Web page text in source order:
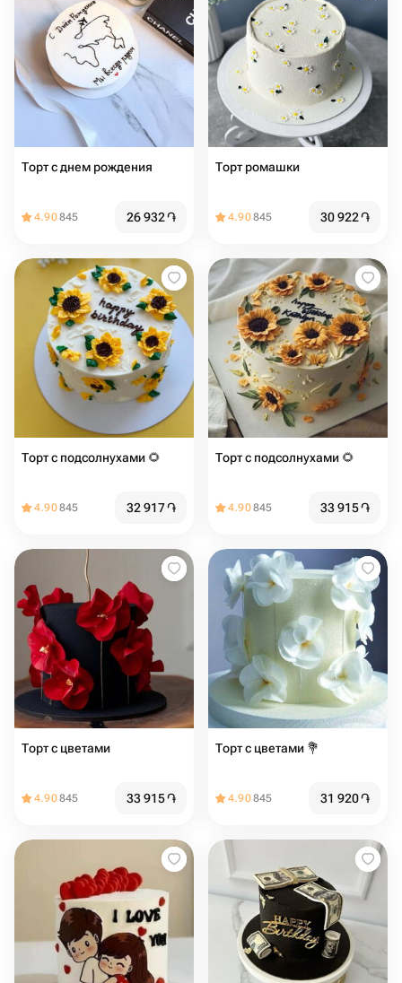
Торт с днем рождения
4.90845 26 932֏
Торт ромашки
4.90845 30 922֏
Торт с подсолнухами 🌻
4.90845 32 917֏
Торт с подсолнухами 🌻
4.90845 33 915֏
Торт с цветами
4.90845 33 915֏
Торт с цветами 💐
4.90845 31 920֏